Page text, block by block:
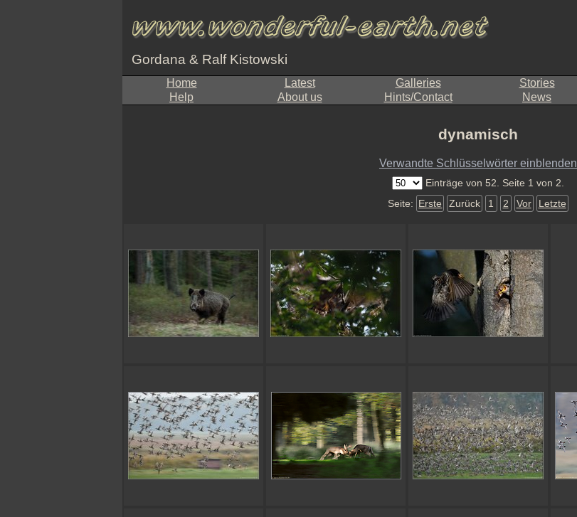
Gordana & Ralf Kistowski
Home Latest Galleries Stories
Help
About us Hints/Contact News
dynamisch
Verwandte Schlüsselwörter einblenden
Einträge von 52. Seite 1 von 2.
Seite: Erste Zurück 1 2 Vor Letzte